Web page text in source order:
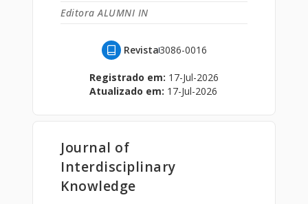
Editora ALUMNI IN
Revista3086-0016
Registrado em: 17-Jul-2026
Atualizado em: 17-Jul-2026
Journal of
Interdisciplinary
Knowledge